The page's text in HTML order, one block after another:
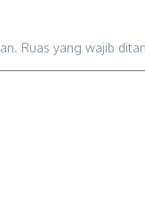
Ruas yang wajib